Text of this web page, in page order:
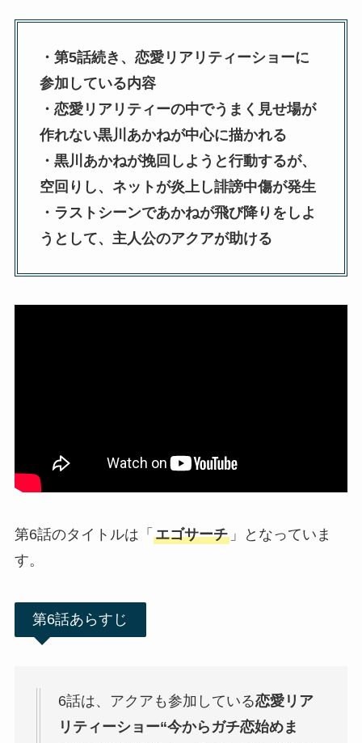
・第5話続き、恋愛リアリティーショーに
参加している内容
・恋愛リアリティーの中でうまく見せ場が
作れない黒川あかねが中心に描かれる
・黒川あかねが挽回しようと行動するが、
空回りし、ネットが炎上し誹謗中傷が発生
・ラストシーンであかねが飛び降りをしよ
うとして、主人公のアクアが助ける
第6話のタイトルは「 エゴサーチ」となっていま
す。
第6話あらすじ
6話は、アクアも参加している恋愛リア
リティーショー“今からガチ恋始めま